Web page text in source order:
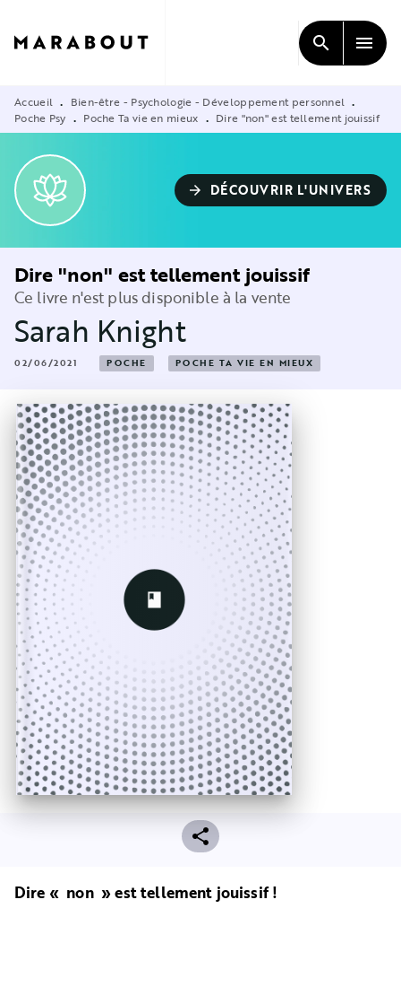
CONTENU
search menu
Accueil • Bien-être - Psychologie - Développement personnel •
Poche Psy • Poche Ta vie en mieux • Dire "non" est tellement jouissif
arrow_forward DÉCOUVRIR L'UNIVERS
Dire "non" est tellement jouissif
Ce livre n'est plus disponible à la vente
Sarah Knight
02/06/2021 POCHE POCHE TA VIE EN MIEUX
Dire « non » est tellement jouissif !